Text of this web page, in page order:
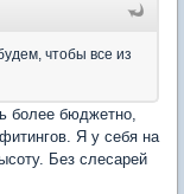
чтобы все из
более бюджетно,
Я у себя на
Без слесарей